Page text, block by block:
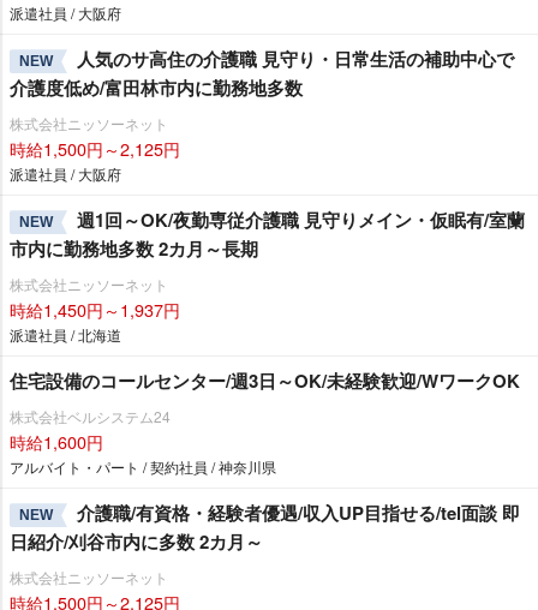
派遣社員 / 大阪府
NEW
人気のサ高住の介護職 見守り・日常生活の補助中心で
介護度低め/富田林市内に勤務地多数
株式会社ニッソーネット
時給1,500円～2,125円
派遣社員 / 大阪府
NEW
週1回～OK/夜勤専従介護職 見守りメイン・仮眠有/室蘭
市内に勤務地多数 2カ月～長期
株式会社ニッソーネット
時給1,450円～1,937円
派遣社員 / 北海道
住宅設備のコールセンター/週3日～OK/未経験歓迎/WワークOK
株式会社ベルシステム24
時給1,600円
アルバイト・パート / 契約社員 / 神奈川県
NEW
介護職/有資格・経験者優遇/収入UP目指せる/tel面談 即
日紹介/刈谷市内に多数 2カ月～
株式会社ニッソーネット
時給1,500円～2,125円